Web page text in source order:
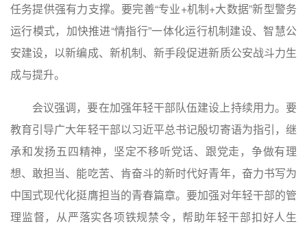
任务提供强有力支撑。要完善“专业+机制+大数据”新型警务
运行模式，加快推进“情指行”一体化运行机制建设、智慧公
安建设，以新编成、新机制、新手段促进新质公安战斗力生
成与提升。
会议强调，要在加强年轻干部队伍建设上持续用力。要
教育引导广大年轻干部以习近平总书记殷切寄语为指引，继
承和发扬五四精神，坚定不移听党话、跟党走，争做有理
想、敢担当、能吃苦、肯奋斗的新时代好青年，奋力书写为
中国式现代化挺膺担当的青春篇章。要加强对年轻干部的管
理监督，从严落实各项铁规禁令，帮助年轻干部扣好人生